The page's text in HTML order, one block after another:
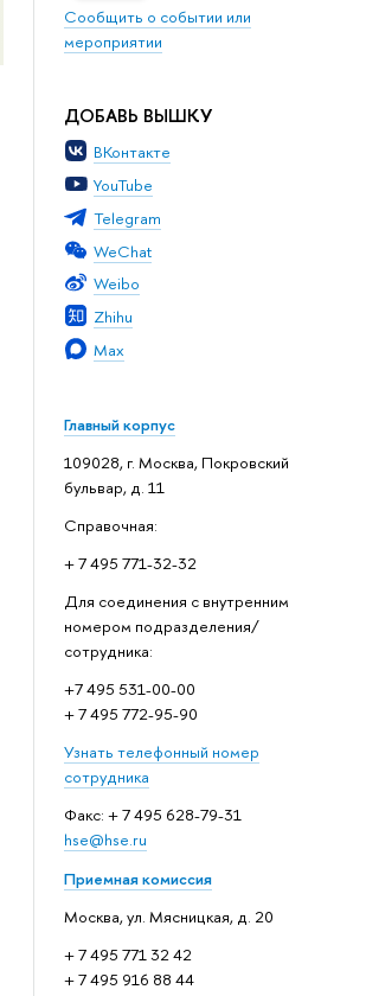
Сообщить о событии или
мероприятии
ДОБАВЬ ВЫШКУ
ВКонтакте
YouTube
Telegram
WeChat
Weibo
Zhihu
Max
Главный корпус
109028, г. Москва, Покровский
бульвар, д. 11
Справочная:
+ 7 495 771-32-32
Для соединения с внутренним
номером подразделения/
сотрудника:
+7 495 531-00-00
+ 7 495 772-95-90
Узнать телефонный номер
сотрудника
Факс: + 7 495 628-79-31
hse@hse.ru
Приемная комиссия
Москва, ул. Мясницкая, д. 20
+ 7 495 771 32 42
+ 7 495 916 88 44